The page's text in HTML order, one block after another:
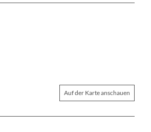
Auf der Karte anschauen